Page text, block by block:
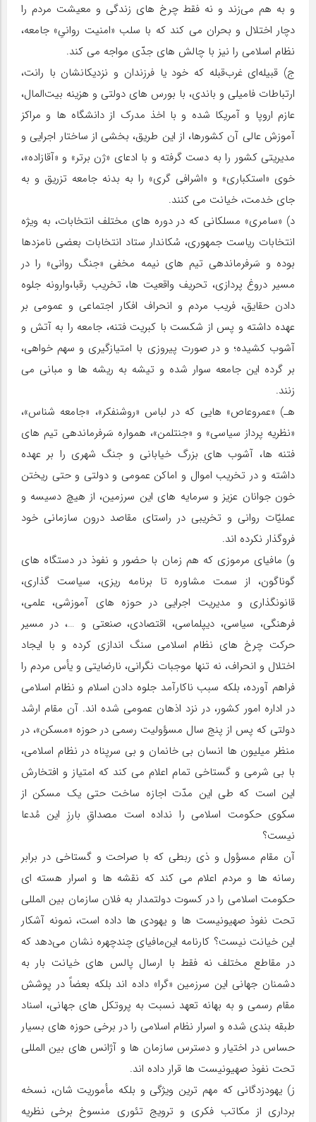
و به هم می‌زند و نه فقط چرخ های زندگی و معیشت مردم را
دچار اختلال و بحران می کند که با سلب «امنیت روانیِ» جامعه،
نظام اسلامی را نیز با چالش های جدّی مواجه می کند.
ج) قبیله‌ای غرب‌قبله که خود یا فرزندان و نزدیکانشان با رانت،
ارتباطات فامیلی و باندی، با بورس های دولتی و هزینه بیت‌المال،
عازم اروپا و آمریکا شده و با اخذ مدرک از دانشگاه ها و مراکز
آموزش عالی آن کشورها، از این طریق، بخشی از ساختار اجرایی و
مدیریتی کشور را به دست گرفته و با ادعای «ژن برتر» و «آقازاده»،
خوی «استکباری» و «اشرافی گری» را به بدنه جامعه تزریق و به
جای خدمت، خیانت می کنند.
د) «سامری» مسلکانی که در دوره های مختلف انتخابات، به ویژه
انتخابات ریاست جمهوری، سُکاندار ستاد انتخابات بعضی نامزدها
بوده و سَرفرماندهی تیم های نیمه مخفی «جنگ روانی» را در
مسیر دروغ پردازی، تحریف واقعیت ها، تخریب رقبا،وارونه جلوه
دادن حقایق، فریب مردم و انحراف افکار اجتماعی و عمومی بر
عهده داشته و پس از شکست با کبریت فتنه، جامعه را به آتش و
آشوب کشیده؛ و در صورت پیروزی با امتیازگیری و سهم خواهی،
بر گرده این جامعه سوار شده و تیشه به ریشه ها و مبانی می
زنند.
هـ) «عمروعاص» هایی که در لباس «روشنفکر»، «جامعه شناس»،
«نظریه پرداز سیاسی» و «جنتلمن»، همواره سَرفرماندهی تیم های
فتنه ها، آشوب های بزرگ خیابانی و جنگ شهری را بر عهده
داشته و در تخریب اموال و اماکن عمومی و دولتی و حتی ریختن
خون جوانان عزیز و سرمایه های این سرزمین، از هیچ دسیسه و
عملیّات روانی و تخریبی در راستای مقاصد درون سازمانی خود
فروگذار نکرده اند.
و) مافیای مرموزی که هم زمان با حضور و نفوذ در دستگاه های
گوناگون، از سمت مشاوره تا برنامه ریزی، سیاست گذاری،
قانونگذاری و مدیریت اجرایی در حوزه های آموزشی، علمی،
فرهنگی، سیاسی، دیپلماسی، اقتصادی، صنعتی و …، در مسیر
حرکت چرخ های نظام اسلامی سنگ اندازی کرده و با ایجاد
اختلال و انحراف، نه تنها موجبات نگرانی، نارضایتی و یأس مردم را
فراهم آورده، بلکه سبب ناکارآمد جلوه دادن اسلام و نظام اسلامی
در اداره امور کشور، در نزد اذهان عمومی شده اند. آن مقام ارشد
دولتی که پس از پنج سال مسؤولیت رسمی در حوزه «مسکن»، در
منظر میلیون ها انسان بی خانمان و بی سرپناه در نظام اسلامی،
با بی شرمی و گستاخی تمام اعلام می کند که امتیاز و افتخارش
این است که طی این مدّت اجازه ساخت حتی یک مسکن از
سکوی حکومت اسلامی را نداده است مصداقِ بارزِ این مُدعا
نیست؟
آن مقام مسؤول و ذی ربطی که با صراحت و گستاخی در برابر
رسانه ها و مردم اعلام می کند که نقشه ها و اسرار هسته ای
حکومت اسلامی را در کسوت دولتمدار به فلان سازمان بین المللی
تحت نفوذ صهیونیست ها و یهودی ها داده است، نمونه آشکار
این خیانت نیست؟ کارنامه این‌مافیای چندچهره نشان می‌دهد که
در مقاطع مختلف نه فقط با ارسال پالس های خیانت بار به
دشمنان جهانی این سرزمین «گرا» داده اند بلکه بعضاً در پوشش
مقام رسمی و به بهانه تعهد نسبت به پروتکل های جهانی، اسناد
طبقه بندی شده و اسرار نظام اسلامی را در برخی حوزه های بسیار
حساس در اختیار و دسترس سازمان ها و آژانس های بین المللی
تحت نفوذ صهیونیست ها قرار داده اند.
ز) یهودزدگانی که مهم ترین ویژگی و بلکه مأموریت شان، نسخه
برداری از مکاتب فکری و ترویج تئوری منسوخ برخی نظریه